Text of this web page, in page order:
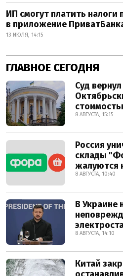
ИП смогут платить
в приложение
13 ИЮЛЯ, 14:15
ГЛАВНОЕ СЕГОДНЯ
Суд
8 АВГУСТА, 15:15
Россия
склады
жалуются
8 АВГУСТА, 10:40
В Украине
8 АВГУСТА, 14:10
Китай